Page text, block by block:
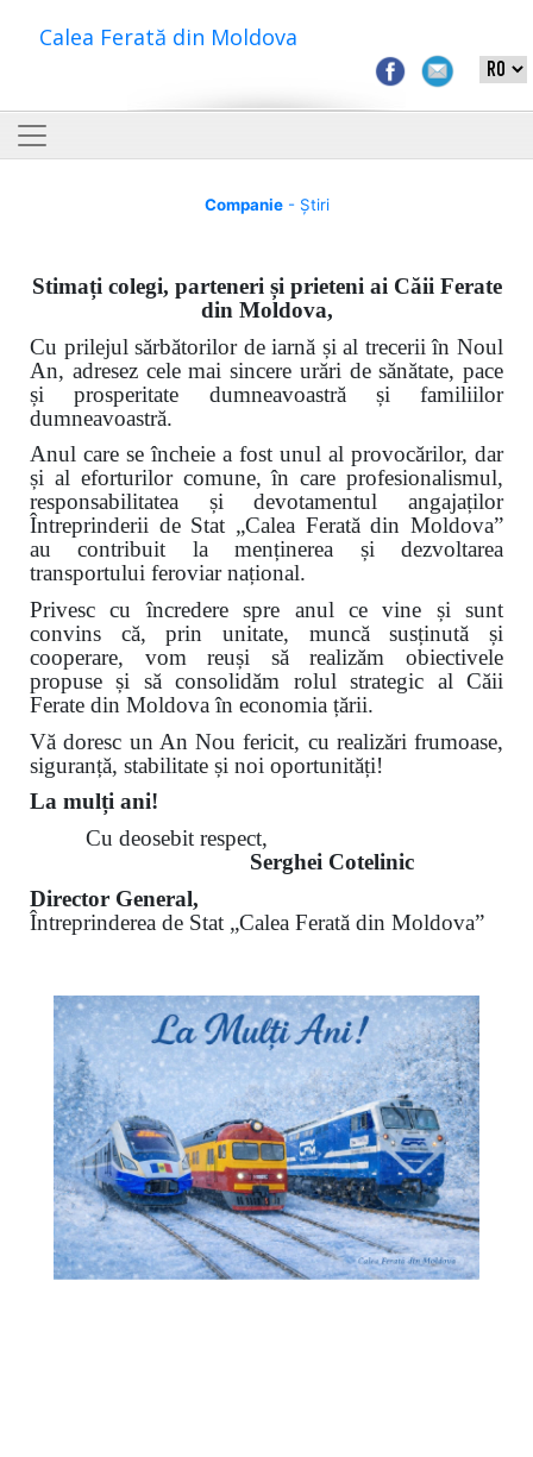
Calea Ferată din Moldova
Companie- Știri
Stimați colegi, parteneri și prieteni ai Căii Ferate
din Moldova,
Cu prilejul sărbătorilor de iarnă și al trecerii în Noul
An, adresez cele mai sincere urări de sănătate, pace
și prosperitate dumneavoastră și familiilor
dumneavoastră.
Anul care se încheie a fost unul al provocărilor, dar
și al eforturilor comune, în care profesionalismul,
responsabilitatea și devotamentul angajaților
Întreprinderii de Stat „Calea Ferată din Moldova”
au contribuit la menținerea și dezvoltarea
transportului feroviar național.
Privesc cu încredere spre anul ce vine și sunt
convins că, prin unitate, muncă susținută și
cooperare, vom reuși să realizăm obiectivele
propuse și să consolidăm rolul strategic al Căii
Ferate din Moldova în economia țării.
Vă doresc un An Nou fericit, cu realizări frumoase,
siguranță, stabilitate și noi oportunități!
La mulți ani!
Cu deosebit respect,
Serghei Cotelinic
Director General,
Întreprinderea de Stat „Calea Ferată din Moldova”